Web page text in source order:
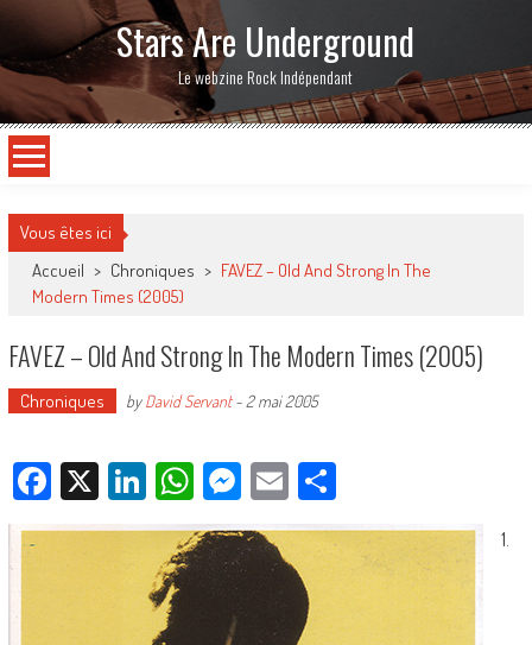
Stars Are Underground
Le webzine Rock Indépendant
Vous êtes ici
Accueil > Chroniques > FAVEZ – Old And Strong In The
Modern Times (2005)
FAVEZ – Old And Strong In The Modern Times (2005)
Chroniques byDavid Servant- 2 mai 2005
Facebook
X LinkedIn
WhatsApp
Messenger
EmailPartager
1.